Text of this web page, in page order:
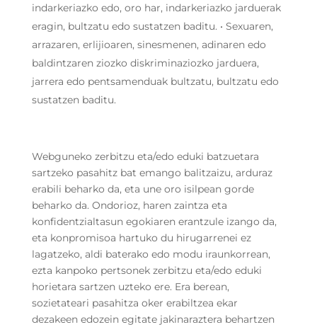
indarkeriazko edo, oro har, indarkeriazko jarduerak
eragin, bultzatu edo sustatzen baditu. • Sexuaren,
arrazaren, erlijioaren, sinesmenen, adinaren edo
baldintzaren ziozko diskriminaziozko jarduera,
jarrera edo pentsamenduak bultzatu, bultzatu edo
sustatzen baditu.
Webguneko zerbitzu eta/edo eduki batzuetara
sartzeko pasahitz bat emango balitzaizu, arduraz
erabili beharko da, eta une oro isilpean gorde
beharko da. Ondorioz, haren zaintza eta
konfidentzialtasun egokiaren erantzule izango da,
eta konpromisoa hartuko du hirugarrenei ez
lagatzeko, aldi baterako edo modu iraunkorrean,
ezta kanpoko pertsonek zerbitzu eta/edo eduki
horietara sartzen uzteko ere. Era berean,
sozietateari pasahitza oker erabiltzea ekar
dezakeen edozein egitate jakinaraztera behartzen